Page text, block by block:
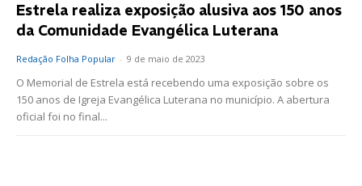
Estrela realiza exposição alusiva aos 150 anos
da Comunidade Evangélica Luterana
Redação Folha Popular - 9 de maio de 2023
O Memorial de Estrela está recebendo uma exposição sobre os
150 anos de Igreja Evangélica Luterana no município. A abertura
oficial foi no final...